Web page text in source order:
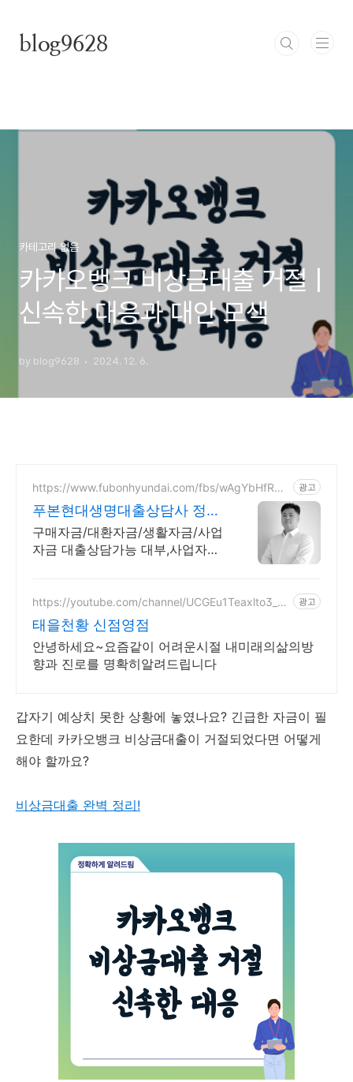
blog9628
카테고리 없음
카카오뱅크 비상금대출 거절 |
신속한 대응과 대안 모색
by blog9628 2024. 12. 6.
https://www.fubonhyundai.com/fbs/wAgYbHfRW
광고
푸본현대생명대출상담사 정종
욱
구매자금/대환자금/생활자금/사업
자금 대출상담가능 대부,사업자대
https://youtube.com/channel/UCGEu1Teaxlto3_C
광고
태을천황 신점영점
안녕하세요~요즘같이 어려운시절 내미래의삶의방
향과 진로를 명확히알려드립니다
갑자기 예상치 못한 상황에 놓였나요? 긴급한 자금이 필
요한데 카카오뱅크 비상금대출이 거절되었다면 어떻게
해야 할까요?
비상금대출 완벽 정리!